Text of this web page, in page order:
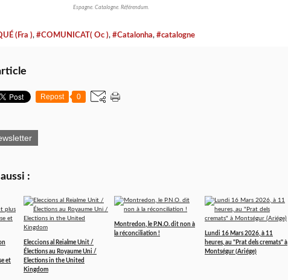
Espagne. Catalogne. Référendum.
(Fra ), #COMUNICAT( Oc ), #Catalonha, #catalogne
Repost 0
:
et
Eleccions al Reialme Unit /
Élections au Royaume Uni /
Elections in the United
Kingdom
Montredon, le P.N.O. dit non à
la réconciliation !
Lundi 16 Mars 2026, à 11
heures, au "Prat dels cremats" à
Montségur (Ariége)